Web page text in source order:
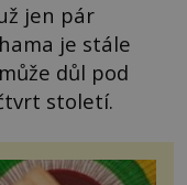
jen pár
je stále
důl pod
století.